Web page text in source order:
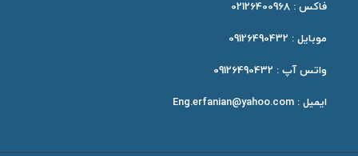
فاکس : 02126400968
موبایل : 09126490432
واتس آپ : 09126490432
ایمیل : Eng.erfanian@yahoo.com